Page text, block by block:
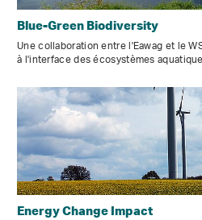
Blue-Green Biodiversity
Une collaboration entre l'Eawag et le
à l'interface des écosystèmes
Energy Change Impact